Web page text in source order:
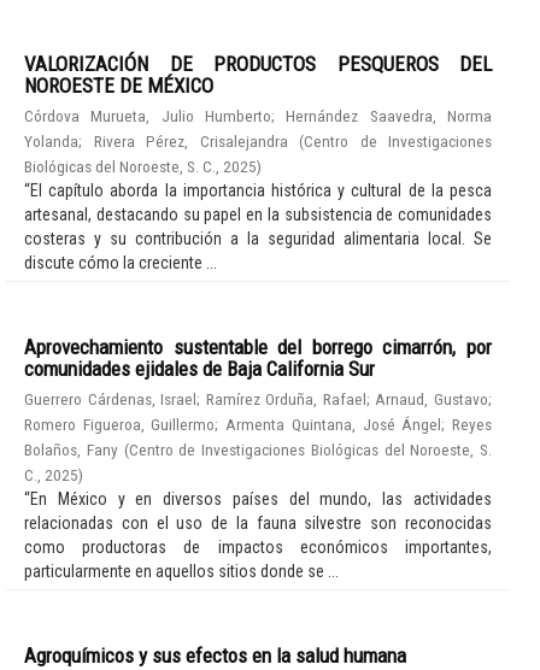
VALORIZACIÓN DE PRODUCTOS PESQUEROS DEL
NOROESTE DE MÉXICO
Córdova Murueta, Julio Humberto;Hernández Saavedra, Norma
Yolanda; Rivera Pérez, Crisalejandra (Centro de Investigaciones
Biológicas del Noroeste, S. C.
2025)
“El capítulo aborda la importancia histórica y cultural de la pesca
artesanal, destacando su papel en la subsistencia de comunidades
costeras y su contribución a la seguridad alimentaria local. Se
discute cómo la creciente ...
Aprovechamiento sustentable del borrego cimarrón, por
comunidades ejidales de Baja California Sur
Guerrero Cárdenas, Israel; Ramírez Orduña, Rafael; Arnaud, Gustavo;
Romero Figueroa, Guillermo; Armenta Quintana, José Ángel;Reyes
Bolaños, Fany (Centro de Investigaciones Biológicas del Noroeste, S.
C.
2025)
“En México y en diversos países del mundo, las actividades
relacionadas con el uso de la fauna silvestre son reconocidas
como productoras de impactos económicos importantes,
particularmente en aquellos sitios donde se ...
Agroquímicos y sus efectos en la salud humana